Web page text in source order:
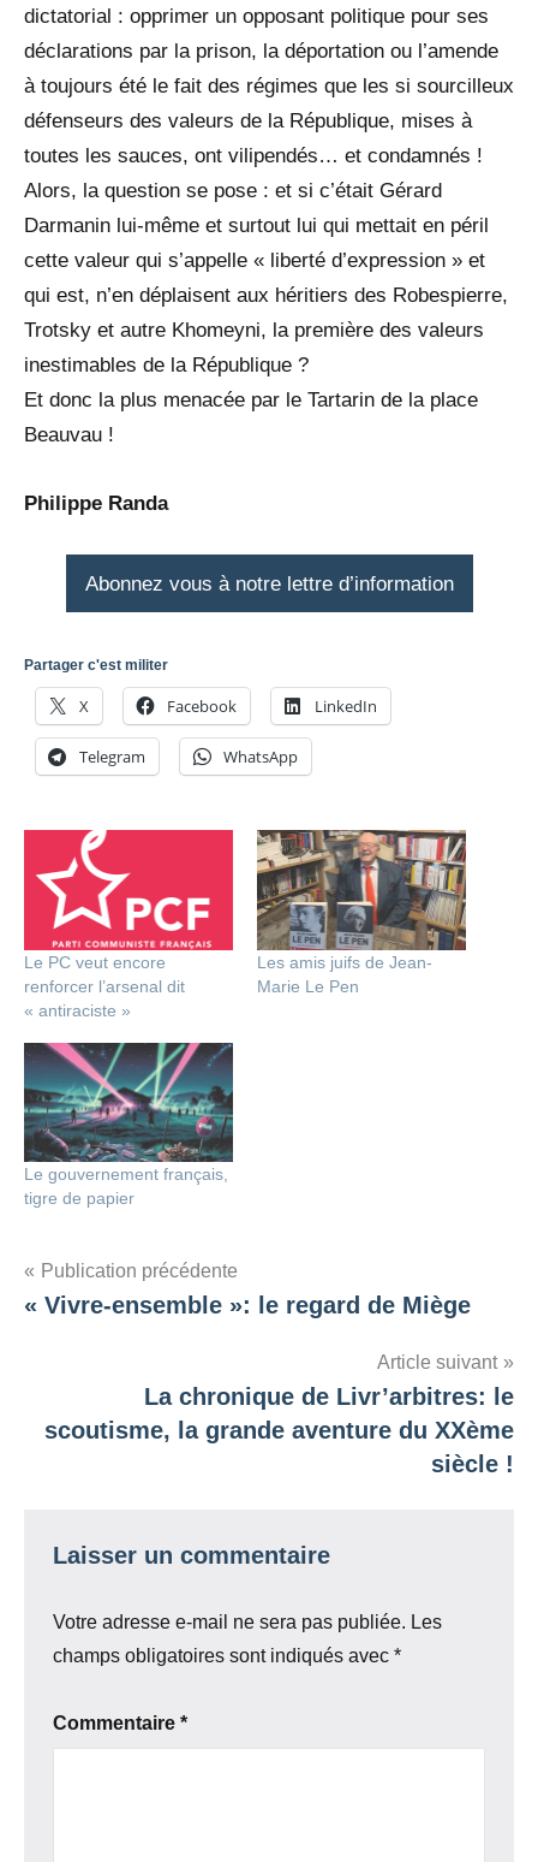
dictatorial : opprimer un opposant politique pour ses
déclarations par la prison, la déportation ou l’amende
à toujours été le fait des régimes que les si sourcilleux
défenseurs des valeurs de la République, mises à
toutes les sauces, ont vilipendés… et condamnés !
Alors, la question se pose : et si c’était Gérard
Darmanin lui-même et surtout lui qui mettait en péril
cette valeur qui s’appelle « liberté d’expression » et
qui est, n’en déplaisent aux héritiers des Robespierre,
Trotsky et autre Khomeyni, la première des valeurs
inestimables de la République ?
Et donc la plus menacée par le Tartarin de la place
Beauvau !
Philippe Randa
Abonnez vous à notre lettre d’information
Partager c'est militer
X Facebook LinkedIn
Telegram WhatsApp
Le PC veut encore
renforcer l’arsenal dit
« antiraciste »
Les amis juifs de Jean-
Marie Le Pen
Le gouvernement français,
tigre de papier
Navigation
de
Publication précédente
« Vivre-ensemble »: le regard de Miège
Article suivant
La chronique de Livr’arbitres: le
scoutisme, la grande aventure du XXème
siècle !
Laisser un commentaire
Votre adresse e-mail ne sera pas publiée. Les
champs obligatoires sont indiqués avec *
Commentaire *